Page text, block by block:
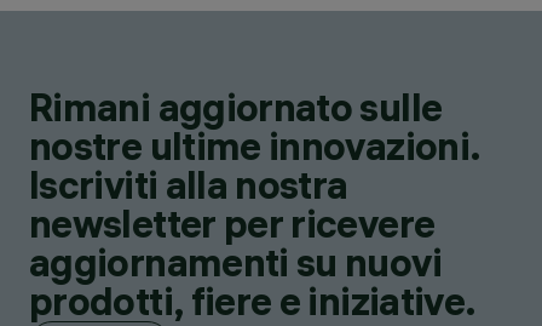
Rimani aggiornato sulle
nostre ultime innovazioni.
Iscriviti alla nostra
newsletter per ricevere
aggiornamenti su nuovi
prodotti, fiere e iniziative.